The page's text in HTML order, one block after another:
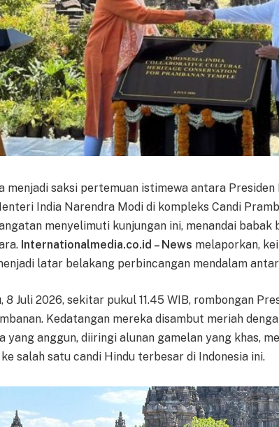
menjadi saksi pertemuan istimewa antara
India Narendra Modi di kompleks Candi
menyelimuti kunjungan ini, menandai
Internationalmedia.co.id – News melaporkan,
latar belakang perbincangan mendalam
8 Juli 2026, sekitar pukul 11.45 WIB, rombongan
Kedatangan mereka disambut meriah
yang anggun, diiringi alunan gamelan yang khas,
ke salah satu candi Hindu terbesar di Indonesia ini.